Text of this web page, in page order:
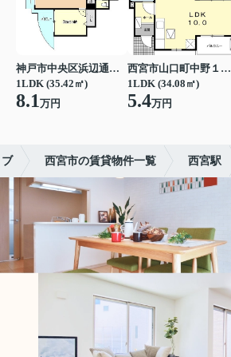
神戸市中央区浜辺通３丁目
1LDK (35.42㎡)
8.1万円
西宮市山口町中野１丁目
1LDK (34.08㎡)
5.4万円
西宮市の賃貸物件一覧 西宮駅